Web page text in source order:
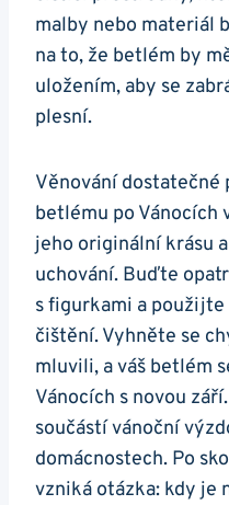
malby nebo materiál
na to, že betlém by
uložením, aby se
plesní.
Věnování dostatečné
betlému po Vánocích
jeho originální krásu
uchování. Buďte
s figurkami a
čištění. Vyhněte se
mluvili, a váš betlém
Vánocích s novou
součástí vánoční
domácnostech. Po
vzniká otázka: kdy je